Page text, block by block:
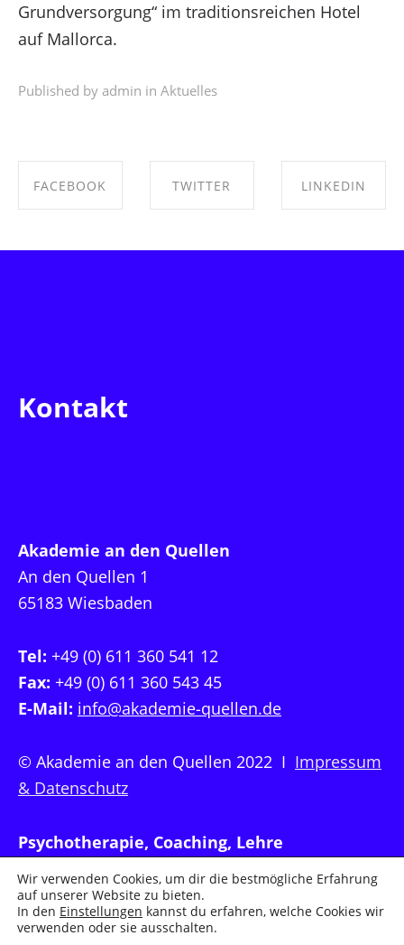
Grundversorgung“ im traditionsreichen Hotel
auf Mallorca.
Published by admin in Aktuelles
FACEBOOK TWITTER LINKEDIN
Kontakt
Akademie an den Quellen
An den Quellen 1
65183 Wiesbaden
Tel: +49 (0) 611 360 541 12
Fax: +49 (0) 611 360 543 45
E-Mail: info@akademie-quellen.de
© Akademie an den Quellen 2022 I Impressum
& Datenschutz
Psychotherapie, Coaching, Lehre
Wir verwenden Cookies, um dir die bestmögliche Erfahrung
auf unserer Website zu bieten.
In den Einstellungen kannst du erfahren, welche Cookies wir
verwenden oder sie ausschalten.